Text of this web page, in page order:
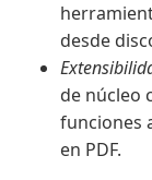
desde
de núcleo
funciones
en PDF.